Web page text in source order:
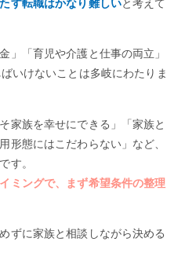
す転職はかなり難しいと考えて
」「育児や介護と仕事の両立」
いけないことは多岐にわたりま
家族を幸せにできる」「家族と
形態にはこだわらない」など、
す。
ミングで、まず希望条件の整理
ずに家族と相談しながら決める